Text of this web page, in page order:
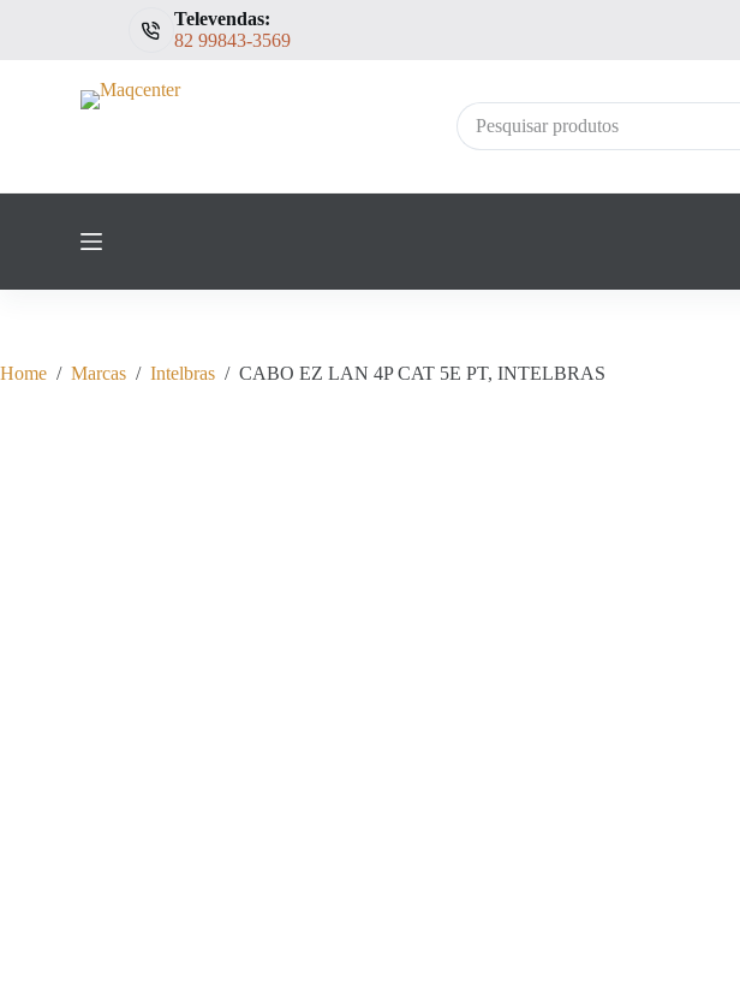
a
d
Televendas:
82 99843-3569
Sem
resultados
Home / Marcas / Intelbras / CABO EZ LAN 4P CAT 5E PT, INTELBRAS